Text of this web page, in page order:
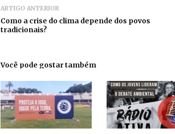
ARTIGO ANTERIOR
Como a crise do clima depende dos povos
tradicionais?
Você pode gostar também